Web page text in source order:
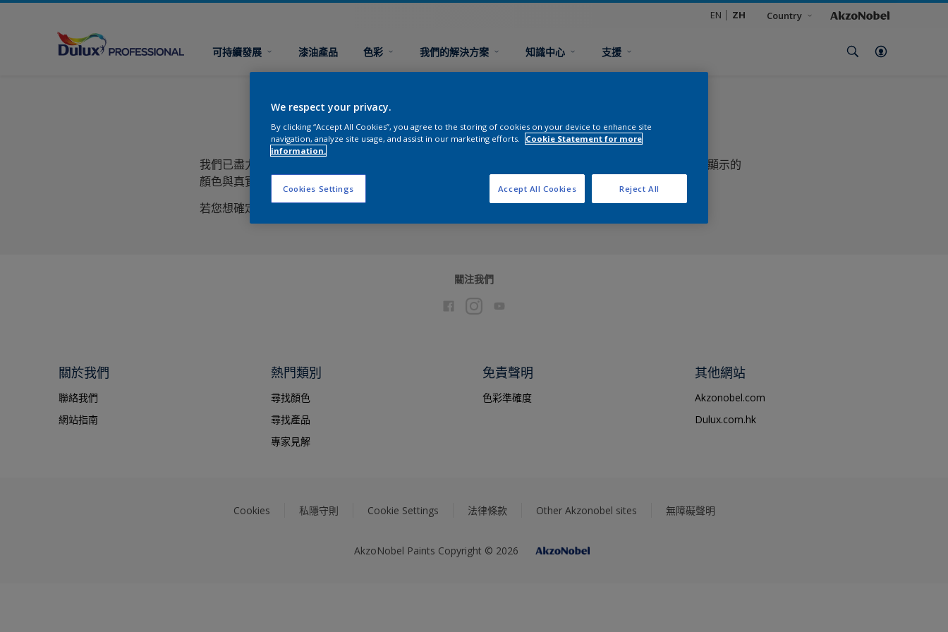
EN ZH Country
可持續發展 漆油產品 色彩 我們的解決方案 知識中心 支援
色彩準確性
我們已盡力為您展示最接近真實油漆的顏色，但不同的電腦屏幕設定及解像度會令相片及油漆顏色版所顯示的
顏色與真實的有差別。因此我們不能保證屏幕上顯示的顏色與真實油漆的顏色完全一樣。
若您想確定所選的油漆顏色，請參考我們的顏色版。
關注我們
關於我們
聯絡我們
網站指南
熱門類別
尋找顏色
尋找產品
專家見解
免責聲明
色彩準確度
其他網站
Akzonobel.com
Dulux.com.hk
Cookies 私隱守則 Cookie Settings 法律條款 Other Akzonobel sites 無障礙聲明
AkzoNobel Paints Copyright © 2026
We respect your privacy.
By clicking “Accept All Cookies”, you agree to the storing of cookies on your device to enhance site
navigation, analyze site usage, and assist in our marketing efforts.
Cookie Statement for more
information.
Cookies Settings Reject All
Accept All Cookies